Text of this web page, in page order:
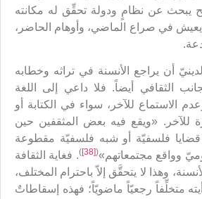
يبحث عن نظامٍ ودولة تحقِّق له مكانته
يعيش في صراع الماضي، وأوهام الحاضر،
أن يراجع الأنسنة في تراثه وخطابه
الثقافي أيضاً. فلا داعي إلى اللغة
وعدم الاستماع للآخر، سواء في الكتابة أو
للآخر. «ويقع فيه بعض المثقفين حين
فلسفيّة أو شبه فلسفيّة مقطوعة
وواقع مجتمعاتهم»(
[38]
). فغاية الثقافة
وهذا لا يتحقَّق إلاّ باحترام المختلف،
متخلِّفاً رجعيّاً ماضويّاً؛ فهذه إسقاطاتٌ